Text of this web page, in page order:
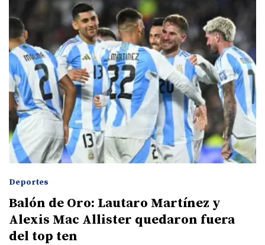
Deportes
Balón de Oro: Lautaro Martínez y
Alexis Mac Allister quedaron fuera
del top ten